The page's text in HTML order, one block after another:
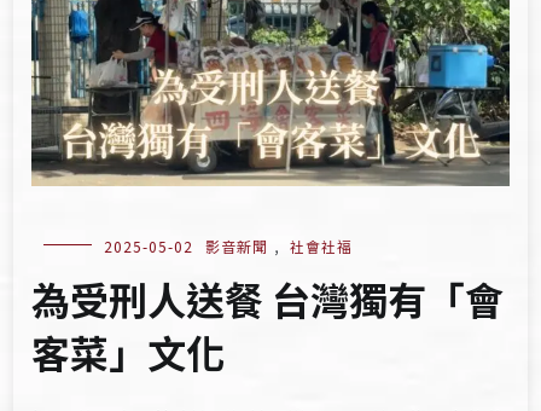
2025-05-02 影音新聞 , 社會社福
為受刑人送餐 台灣獨有「會
客菜」文化